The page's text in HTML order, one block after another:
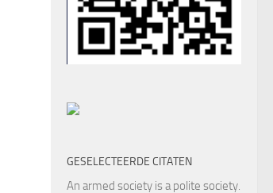
GESELECTEERDE CITATEN
An armed society is a polite society.